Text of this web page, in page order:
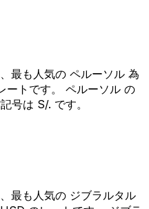
最も人気の ペルーソル 為
ートです。 ペルーソル の
号は S/. です。
最も人気の ジブラルタル